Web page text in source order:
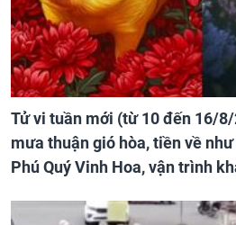
Tử vi tuần mới (từ 10 đến 16/
mưa thuận gió hòa, tiền về
Phú Quý Vinh Hoa, vận trình